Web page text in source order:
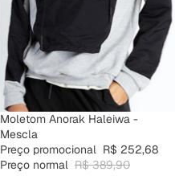
PROMOÇÃO
Moletom Anorak Haleiwa -
Mescla
Preço promocional R$ 252,68
Preço normal R$ 389,90